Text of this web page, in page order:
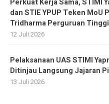
Perkuat Kerja Sama, STIMI
dan STIE YPUP Teken MoU
Tridharma Perguruan Tinggi
12 Juli 2026
Pelaksanaan UAS STIMI
Ditinjau Langsung Jajaran
13 Juli 2026